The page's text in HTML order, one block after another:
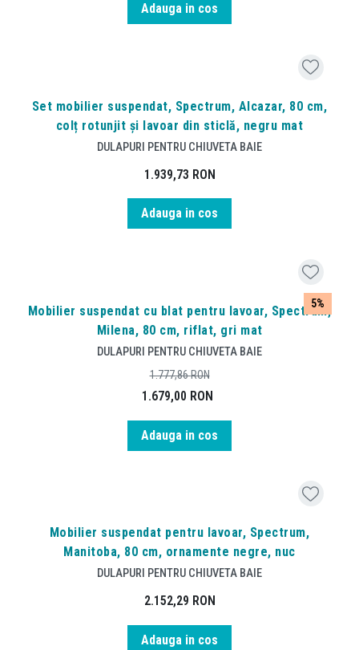
Adauga in cos
Set mobilier suspendat, Spectrum, Alcazar, 80 cm,
colț rotunjit și lavoar din sticlă, negru mat
DULAPURI PENTRU CHIUVETA BAIE
1.939,73 RON
Adauga in cos
5%
Mobilier suspendat cu blat pentru lavoar, Spectrum,
Milena, 80 cm, riflat, gri mat
DULAPURI PENTRU CHIUVETA BAIE
1.679,00 RON
1.777,86RON
Adauga in cos
Mobilier suspendat pentru lavoar, Spectrum,
Manitoba, 80 cm, ornamente negre, nuc
DULAPURI PENTRU CHIUVETA BAIE
2.152,29 RON
Adauga in cos